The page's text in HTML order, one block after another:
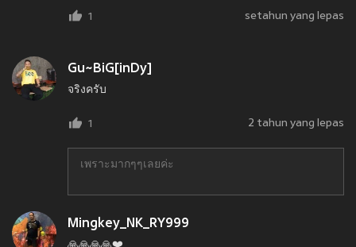
1 setahun yang lepas
Gu~BiG[inDy]
จริงครับ
1 2 tahun yang lepas
เพราะมากๆๆเลยค่ะ
Mingkey_NK_RY999